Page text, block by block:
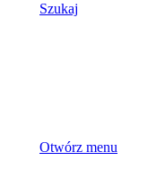
Szukaj
Otwórz menu